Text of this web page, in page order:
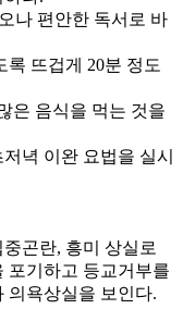
나 편안한 독서로 바
뜨겁게 20분 정도
은 음식을 먹는 것을
녁 이완 요법을 실시
곤란, 흥미 상실로
포기하고 등교거부를
의욕상실을 보인다.